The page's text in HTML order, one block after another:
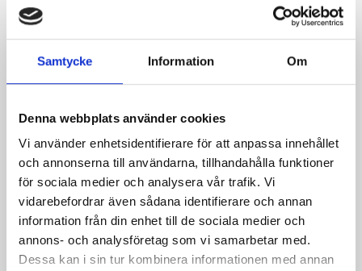
Samtycke Information Om
Denna webbplats använder cookies
Vi använder enhetsidentifierare för att anpassa innehållet
och annonserna till användarna, tillhandahålla funktioner
för sociala medier och analysera vår trafik. Vi
vidarebefordrar även sådana identifierare och annan
information från din enhet till de sociala medier och
annons- och analysföretag som vi samarbetar med.
Dessa kan i sin tur kombinera informationen med annan
sparris med
grönpepparfraiche